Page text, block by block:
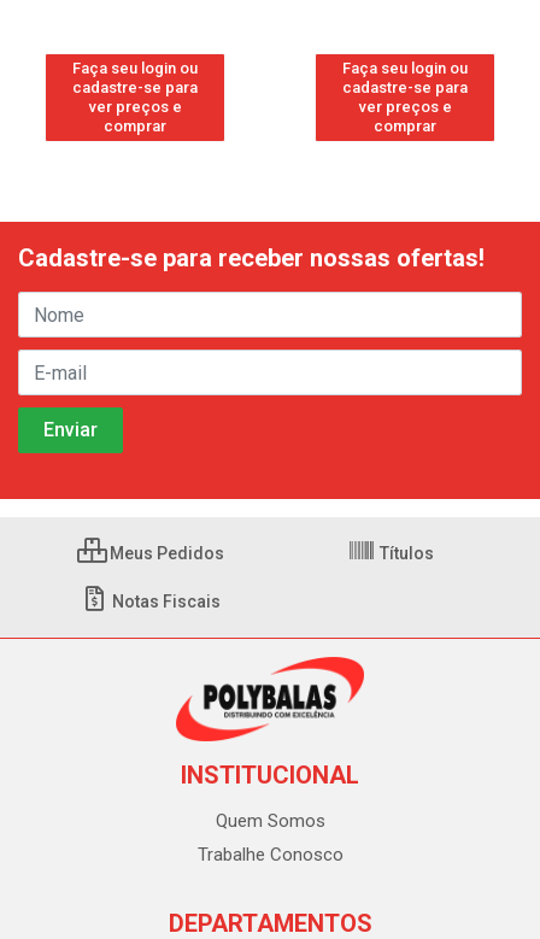
Faça seu login ou
cadastre-se para
ver preços e
comprar
Faça seu login ou
cadastre-se para
ver preços e
comprar
Cadastre-se para receber nossas ofertas!
Meus Pedidos Títulos
Notas Fiscais
INSTITUCIONAL
Quem Somos
Trabalhe Conosco
DEPARTAMENTOS